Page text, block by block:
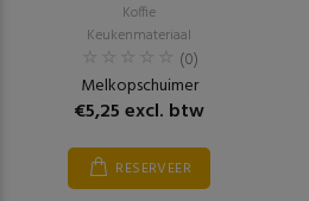
Koffie
Keukenmateriaal
(0)
Melkopschuimer
€5,25 excl. btw
RESERVEER